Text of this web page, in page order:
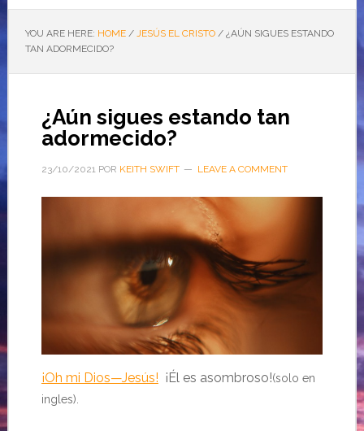
YOU ARE HERE: HOME / JESÚS EL CRISTO /¿AÚN SIGUES ESTANDO
TAN ADORMECIDO?
¿Aún sigues estando tan
adormecido?
23/10/2021POR KEITH SWIFT LEAVE A COMMENT
¡Oh mi Dios—Jesús! ¡Él es asombroso!(solo en
ingles).